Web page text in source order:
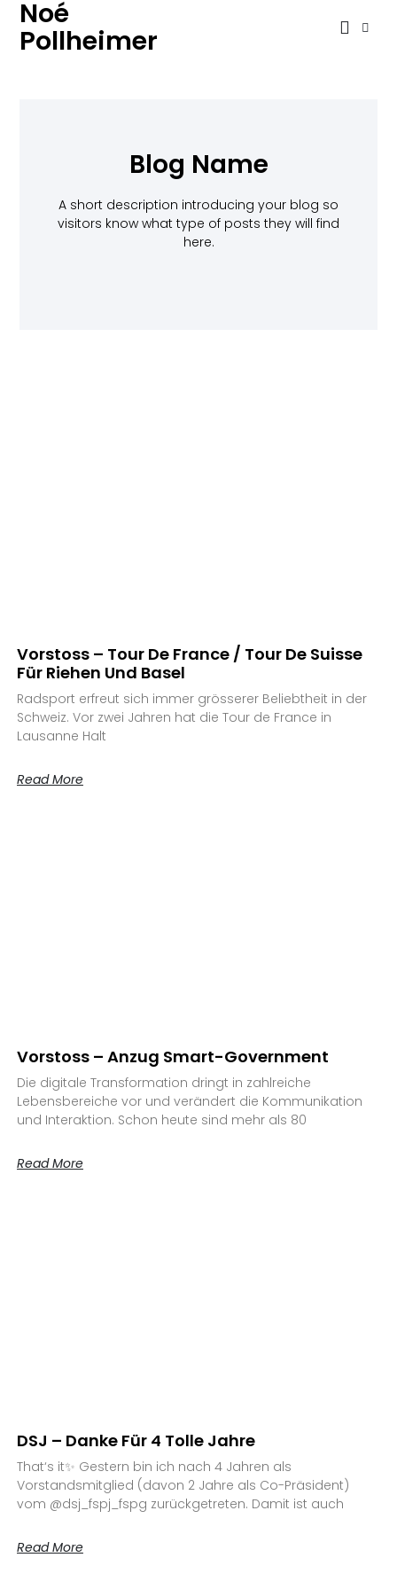
Noé
Pollheimer
Blog Name
A short description introducing your blog so
visitors know what type of posts they will find
here.
Vorstoss – Tour De France / Tour De Suisse
Für Riehen Und Basel
Radsport erfreut sich immer grösserer Beliebtheit in der
Schweiz. Vor zwei Jahren hat die Tour de France in
Lausanne Halt
Read More
Vorstoss – Anzug Smart-Government
Die digitale Transformation dringt in zahlreiche
Lebensbereiche vor und verändert die Kommunikation
und Interaktion. Schon heute sind mehr als 80
Read More
DSJ – Danke Für 4 Tolle Jahre
That‘s it✨ Gestern bin ich nach 4 Jahren als
Vorstandsmitglied (davon 2 Jahre als Co-Präsident)
vom @dsj_fspj_fspg zurückgetreten. Damit ist auch
Read More